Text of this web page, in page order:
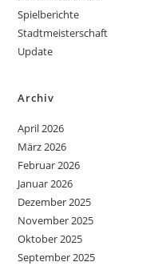
Spielberichte
Stadtmeisterschaft
Update
Archiv
April 2026
März 2026
Februar 2026
Januar 2026
Dezember 2025
November 2025
Oktober 2025
September 2025